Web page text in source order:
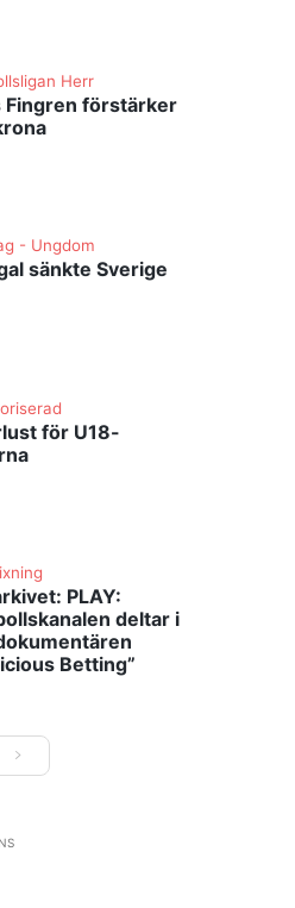
Herr
Fingren förstärker
- Ungdom
sänkte Sverige
för U18-
PLAY:
deltar i
Betting”